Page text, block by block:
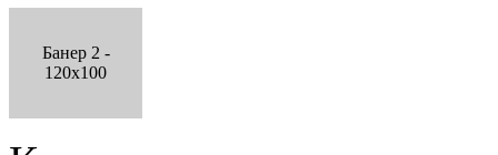
Банер 2 -
120x100